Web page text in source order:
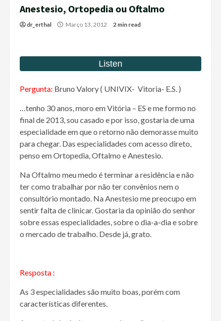
Anestesio, Ortopedia ou Oftalmo
dr_erthal Março 13, 2012 2 min read
Pergunta: Bruno Valory ( UNIVIX- Vitoria- E.S. )
…tenho 30 anos, moro em Vitória – ES e me formo no
final de 2013, sou casado e por isso, gostaria de uma
especialidade em que o retorno não demorasse muito
para chegar. Das especialidades com acesso direto,
penso em Ortopedia, Oftalmo e Anestesio.
Na Oftalmo meu medo é terminar a residência e não
ter como trabalhar por não ter convênios nem o
consultório montado. Na Anestesio me preocupo em
sentir falta de clinicar. Gostaria da opinião do senhor
sobre essas especialidades, sobre o dia-a-dia e sobre
o mercado de trabalho. Desde já, grato.
Resposta :
As 3 especialidades são muito boas, porém com
características diferentes.